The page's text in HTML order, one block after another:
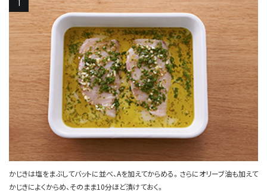
かじきは塩をまぶしてバットに並べ、Aを加えてからめる。さらにオリーブ油も加えて
かじきによくからめ、そのまま10分ほど漬けておく。